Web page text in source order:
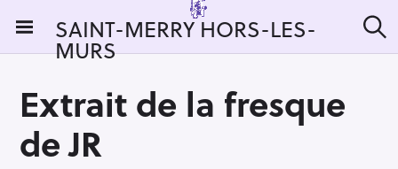
i
SAINT-MERRY HORS-LES-
MURS e
Extrait de la fresque
de JR